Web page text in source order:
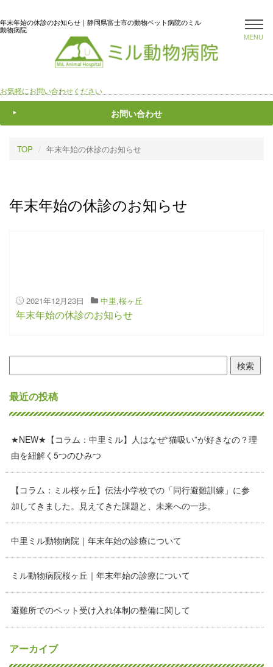
MENU
年末年始の休診のお知らせ｜静岡県富士市の動物ペット病院のミル
動物病院
お気軽にお問い合わせください
お問い合わせ
TOP 年末年始の休診のお知らせ
年末年始の休診のお知らせ
2021年12月23日 中里,桜ヶ丘
年末年始の休診のお知らせ
検
索:
最近の投稿
★NEW★【コラム：中里ミル】人はなぜ“猫吸い”が好きなの？理
由を紐解く5つのひみつ
【コラム：ミル桜ヶ丘】伝法小学校での「同行避難訓練」に参
加してきました。見えてきた課題と、未来への一歩。
中里ミル動物病院｜年末年始の診療について
ミル動物病院桜ヶ丘｜年末年始の診療について
避難所でのペット受け入れ体制の整備に関して
アーカイブ